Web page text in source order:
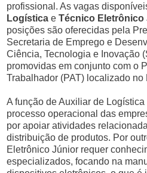
profissional. As vagas
Logística eTécnico Eletrônico
posições são oferecidas pela
Secretaria de Emprego e
Ciência, Tecnologia e Inovação
promovidas em conjunto com o
Trabalhador (PAT) localizado
A função de Auxiliar de
processo operacional das
por apoiar atividades
distribuição de produtos. Por
Eletrônico Júnior requer
especializados, focando na